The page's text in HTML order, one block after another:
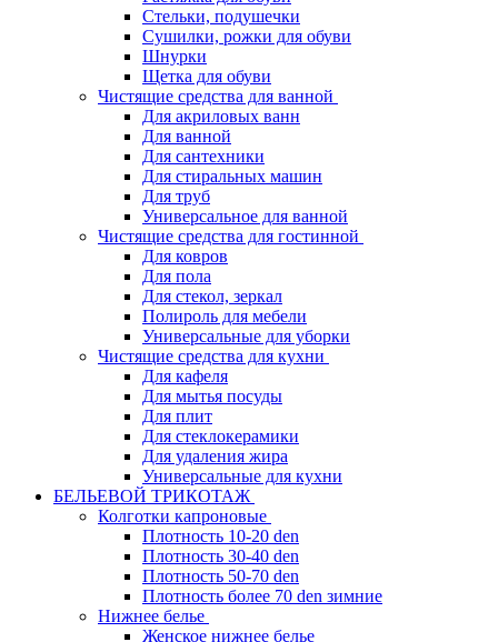
Стельки, подушечки
Сушилки, рожки для обуви
Шнурки
Щетка для обуви
Чистящие средства для ванной
Для акриловых ванн
Для ванной
Для сантехники
Для стиральных машин
Для труб
Универсальное для ванной
Чистящие средства для гостинной
Для ковров
Для пола
Для стекол, зеркал
Полироль для мебели
Универсальные для уборки
Чистящие средства для кухни
Для кафеля
Для мытья посуды
Для плит
Для стеклокерамики
Для удаления жира
Универсальные для кухни
БЕЛЬЕВОЙ ТРИКОТАЖ
Колготки капроновые
Плотность 10-20 den
Плотность 30-40 den
Плотность 50-70 den
Плотность более 70 den зимние
Нижнее белье
Женское нижнее белье